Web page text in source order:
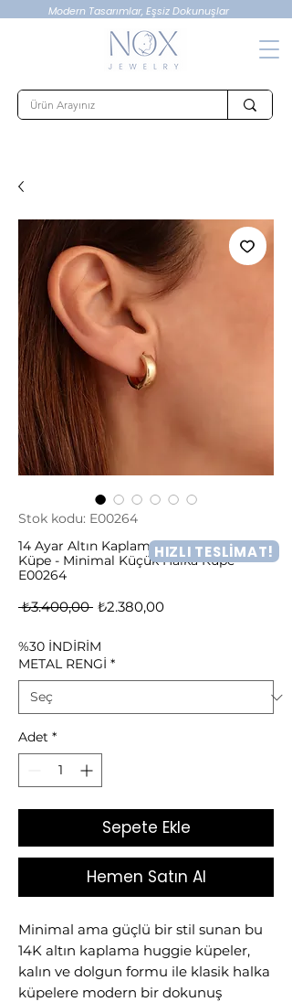
Modern Tasarımlar, Eşsiz Dokunuşlar
Stok kodu: E00264
14 Ayar Altın Kaplama Kalın Huggie
Küpe - Minimal Küçük Halka Küpe -
E00264
₺3.400,00 Normal
₺2.380,00İndirimli
%30 İNDİRİM
METAL RENGİ *
Adet *
Sepete Ekle
Hemen Satın Al
Minimal ama güçlü bir stil sunan bu
14K altın kaplama huggie küpeler,
kalın ve dolgun formu ile klasik halka
küpelere modern bir dokunuş
HIZLI TESLİMAT!